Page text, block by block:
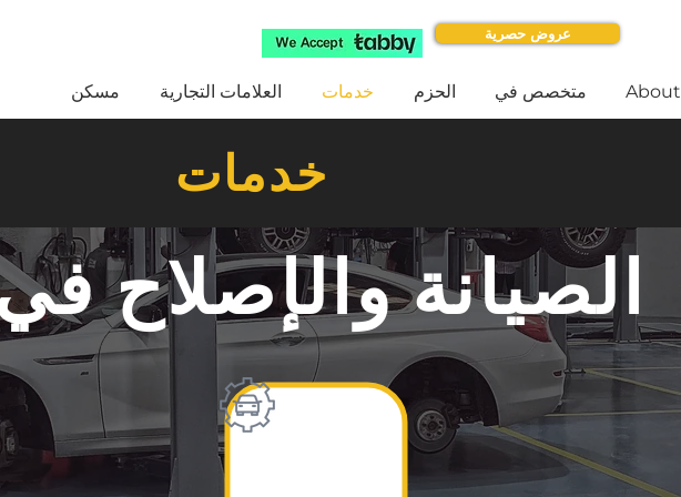
عروض حصرية
مسكن العلامات التجارية خدمات الحزم متخصص في About
خدمات
الصيانة والإصلاح